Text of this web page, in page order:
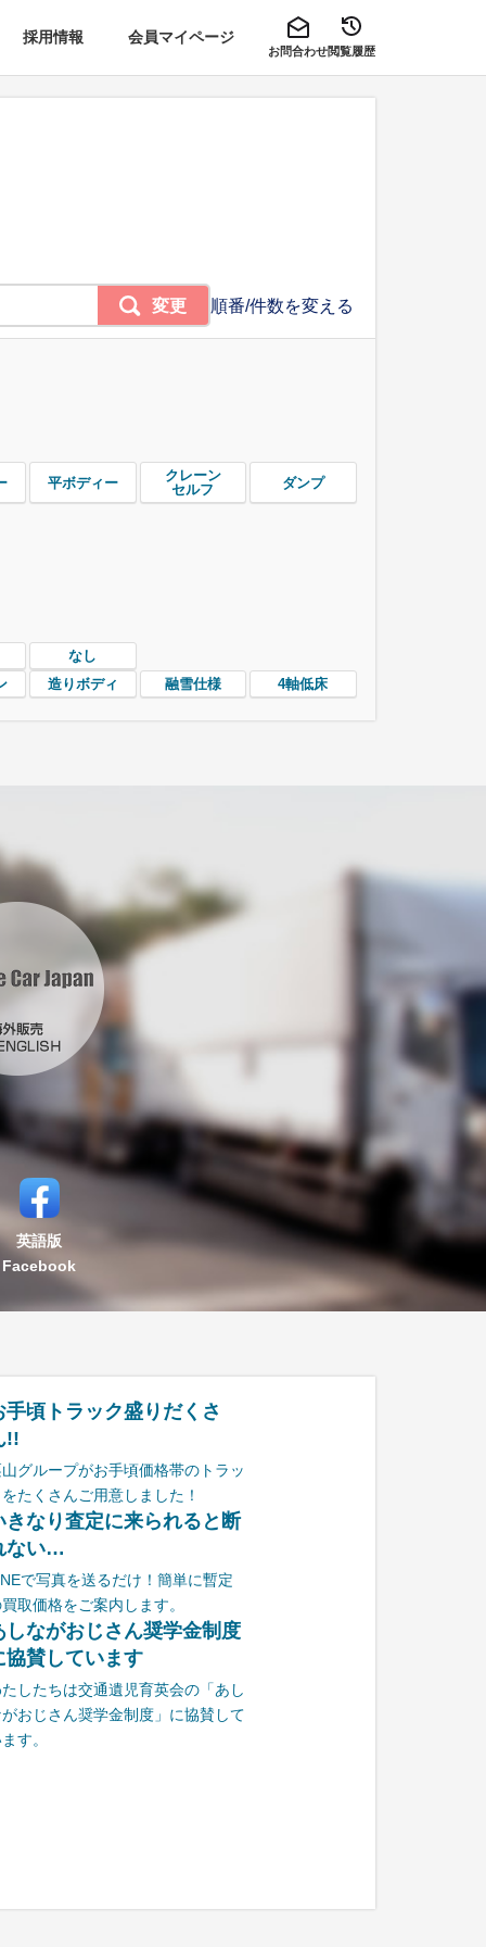
採用情報 会員マイページ
お問合わせ閲覧履歴
順番/件数を変える
変更
平ボディー
クレーン
セルフ
ダンプ
なし
造りボディ 融雪仕様 4軸低床
英語版
Facebook
手頃トラック盛りだくさ
!!
グループがお手頃価格帯のトラッ
たくさんご用意しました！
きなり査定に来られると断
ない…
で写真を送るだけ！簡単に暫定
取価格をご案内します。
しながおじさん奨学金制度
協賛しています
たしたちは交通遺児育英会の「あし
がおじさん奨学金制度」に協賛して
す。